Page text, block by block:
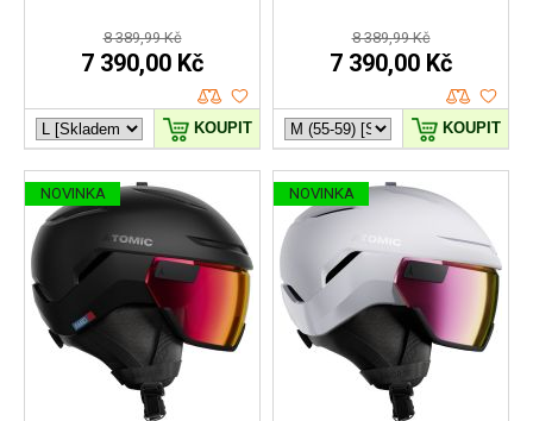
8 389,99 Kč
7 390,00 Kč
KOUPIT
8 389,99 Kč
7 390,00 Kč
KOUPIT
NOVINKA NOVINKA